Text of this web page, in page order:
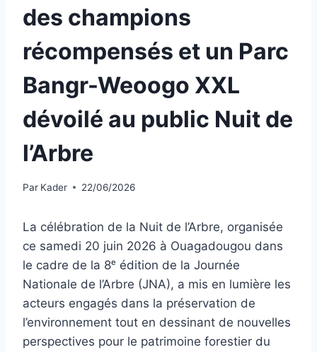
des champions
récompensés et un Parc
Bangr-Weoogo XXL
dévoilé au public Nuit de
l’Arbre
Par Kader 22/06/2026
La célébration de la Nuit de l’Arbre, organisée
ce samedi 20 juin 2026 à Ouagadougou dans
le cadre de la 8ᵉ édition de la Journée
Nationale de l’Arbre (JNA), a mis en lumière les
acteurs engagés dans la préservation de
l’environnement tout en dessinant de nouvelles
perspectives pour le patrimoine forestier du